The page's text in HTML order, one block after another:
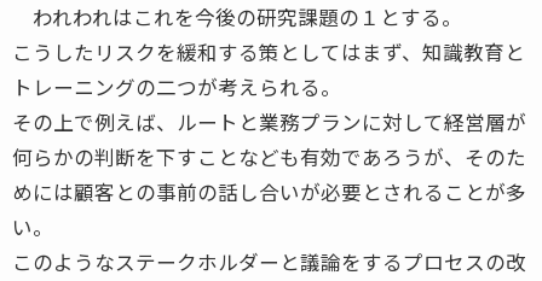
われわれはこれを今後の研究課題の１とする。
こうしたリスクを緩和する策としてはまず、知識教育と
トレーニングの二つが考えられる。
その上で例えば、ルートと業務プランに対して経営層が
何らかの判断を下すことなども有効であろうが、そのた
めには顧客との事前の話し合いが必要とされることが多
い。
このようなステークホルダーと議論をするプロセスの改